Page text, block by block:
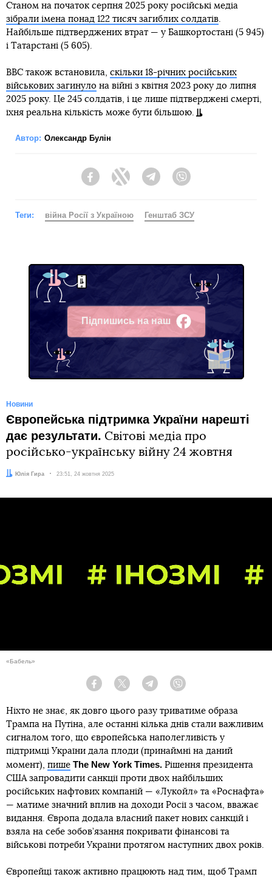
Станом на початок серпня 2025 року російські медіа
зібрали імена понад 122 тисяч загиблих солдатів
Найбільше підтверджених втрат — у Башкортостані (5 945)
і Татарстані (5 605).
BBC також встановила, скільки 18-річних російських
військових загинуло на війні з квітня 2023 року до липня
2025 року. Це 245 солдатів, і це лише підтверджені смерті,
їхня реальна кількість може бути більшою.
Автор: Олександр Булін
FacebookTwitter Telegram
Теги: війна Росії з Україною Генштаб ЗСУ
Підпишись на наш
Facebook
Новини
Європейська підтримка України нарешті
дає результати. Світові медіа про
російсько-українську війну 24 жовтня
Автор:Юлія Гира Дата:
23:51, 24 жовтня 2025
«Бабель»
Facebook Twitter Telegram
Ніхто не знає, як довго цього разу триватиме образа
Трампа на Путіна, але останні кілька днів стали важливим
сигналом того, що європейська наполегливість у
підтримці України дала плоди (принаймні на даний
момент), пише The New York Times. Рішення президента
США запровадити санкції проти двох найбільших
російських нафтових компаній — «Лукойл» та «Роснафта»
— матиме значний вплив на доходи Росії з часом, вважає
видання. Європа додала власний пакет нових санкцій і
взяла на себе зобов’язання покривати фінансові та
військові потреби України протягом наступних двох років.
Європейці також активно працюють над тим, щоб Трамп